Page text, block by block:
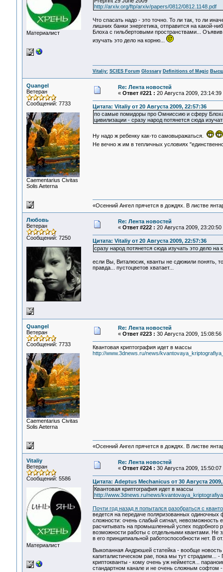
Материалист
http://arxiv.org/ftp/arxiv/papers/0812/0812.1148.pdf
Что спасать надо - это точно. То ли так, то ли
лишних банки энергетика, отправится на
Блоха с гильбертовыми пространствами...
изучать это дело на корню...
Vitaliy: SCIES Forum Glossary Definitions of Magic
Quangel
Ветеран
Сообщений: 7733
Сaementarius Civitas
Solis Aeterna
Re: Лента новостей
« Ответ #221 : 20 Августа 2009, 23:14:39
Цитата: Vitaliy от 20 Августа 2009, 22:57:36
по самые помидоры про Омниссию и сферу
цивилизации - сразу народ потянется сюда
Ну надо ж ребенку как-то самовыражаться.
Не вечно ж им в тепличных условиях
«Осенний Ангел прячется в дождях. В листве
Любовь
Ветеран
Сообщений: 7250
Re: Лента новостей
« Ответ #222 : 20 Августа 2009, 23:20:50
Цитата: Vitaliy от 20 Августа 2009, 22:57:36
сразу народ потянется сюда изучать это дело на
если Вы, Виталюсик, кванты не сдюжили понять,
правда... пустоцветов хватает...
Quangel
Ветеран
Сообщений: 7733
Сaementarius Civitas
Solis Aeterna
Re: Лента новостей
« Ответ #223 : 30 Августа 2009, 15:08:56
Квантовая криптография идет в массы
http://www.3dnews.ru/news/
«Осенний Ангел прячется в дождях. В листве
Vitaliy
Ветеран
Сообщений: 5586
Материалист
Re: Лента новостей
« Ответ #224 : 30 Августа 2009, 15:50:07
Цитата: Adeptus Mechanicus от 30 Августа
Квантовая криптография идет в массы
http://www.3dnews.ru/news/
Почти год назад я попытался разобраться с
ведется на передаче поляризованных одиночных
сложности: очень слабый сигнал, невозможность
расчитывать на промышленный успех подобного
возможности работы с отдельными квантами. Не
в его принципиальной работоспособности нет. В
Выкопанная Андрюшей статейка - вообще
капиталистическом рае, пока мы тут страдаем...
криптокванты - кому очень уж неймется...
стандартном канале и не очень сложным софтом